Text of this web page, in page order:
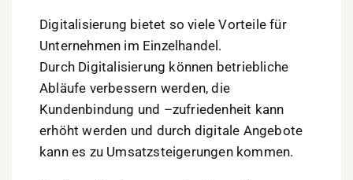
Digitalisierung bietet so viele Vorteile für
Unternehmen im Einzelhandel.
Durch Digitalisierung können betriebliche
Abläufe verbessern werden, die
Kundenbindung und –zufriedenheit kann
erhöht werden und durch digitale Angebote
kann es zu Umsatzsteigerungen kommen.